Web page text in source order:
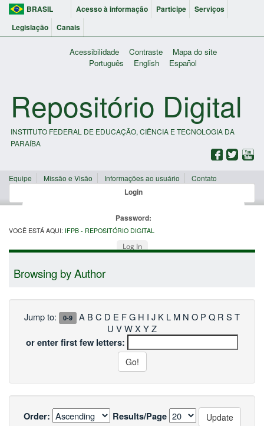
BRASIL Acesso à informação Participe
Serviços
Legislação
Canais
Acessibilidade Contraste
Mapa do site
Português
English Español
Repositório Digital
INSTITUTO FEDERAL DE EDUCAÇÃO, CIÊNCIA E TECNOLOGIA DA
PARAÍBA
Equipe Missão e Visão Informações ao usuário Contato
Login
Password:
Log In
VOCÊ ESTÁ AQUI: IFPB - REPOSITÓRIO DIGITAL
Browsing by Author
Jump to: 0-9 A B C D E F G H I J K L M N O P Q R S T
U VWX YZ
or enter first few letters:
Order: Results/Page